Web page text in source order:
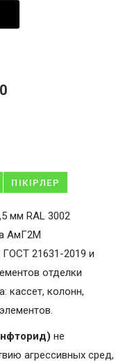
ПІКІРЛЕР
мм RAL 3002
АмГ2М
ГОСТ 21631-2019 и
отделки
кассет, колонн,
не
агрессивных сред,